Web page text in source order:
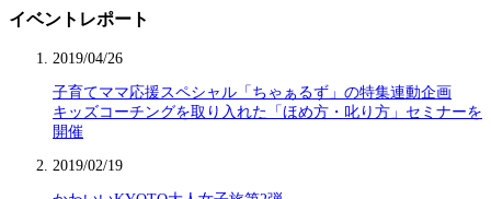
イベントレポート
2019/04/26
子育てママ応援スペシャル「ちゃぁるず」の特集連動企画
キッズコーチングを取り入れた「ほめ方・叱り方」セミナーを
開催
2019/02/19